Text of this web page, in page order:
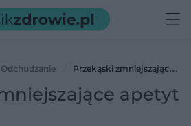
Odchudzanie
Przekąski zmniejszające
apetyt